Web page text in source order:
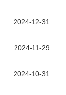
2024-12-31
2024-11-29
2024-10-31